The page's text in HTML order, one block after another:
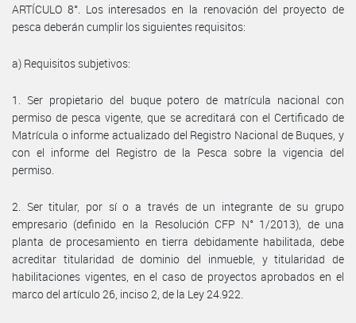
ARTÍCULO 8°. Los interesados en la renovación del proyecto de
pesca deberán cumplir los siguientes requisitos:
a) Requisitos subjetivos:
1. Ser propietario del buque potero de matrícula nacional con
permiso de pesca vigente, que se acreditará con el Certificado de
Matrícula o informe actualizado del Registro Nacional de Buques, y
con el informe del Registro de la Pesca sobre la vigencia del
permiso.
2. Ser titular, por sí o a través de un integrante de su grupo
empresario (definido en la Resolución CFP N° 1/2013), de una
planta de procesamiento en tierra debidamente habilitada, debe
acreditar titularidad de dominio del inmueble, y titularidad de
habilitaciones vigentes, en el caso de proyectos aprobados en el
marco del artículo 26, inciso 2, de la Ley 24.922.